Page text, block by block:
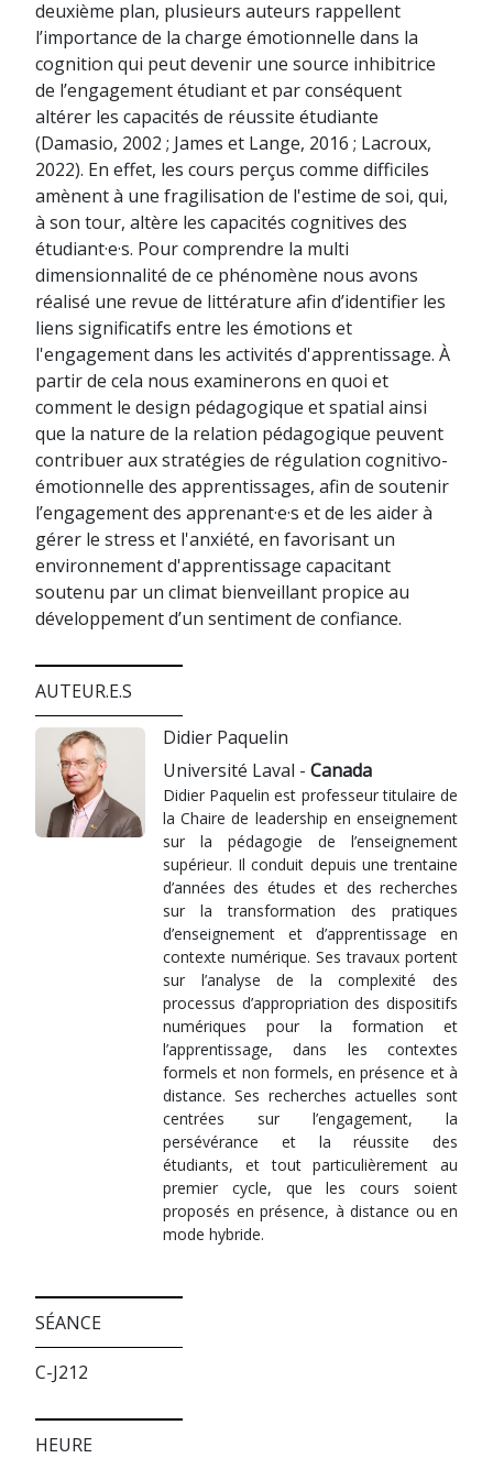
deuxième plan, plusieurs auteurs rappellent
l’importance de la charge émotionnelle dans la
cognition qui peut devenir une source inhibitrice
de l’engagement étudiant et par conséquent
altérer les capacités de réussite étudiante
(Damasio, 2002 ; James et Lange, 2016 ; Lacroux,
2022). En effet, les cours perçus comme difficiles
amènent à une fragilisation de l'estime de soi, qui,
à son tour, altère les capacités cognitives des
étudiant·e·s. Pour comprendre la multi
dimensionnalité de ce phénomène nous avons
réalisé une revue de littérature afin d’identifier les
liens significatifs entre les émotions et
l'engagement dans les activités d'apprentissage. À
partir de cela nous examinerons en quoi et
comment le design pédagogique et spatial ainsi
que la nature de la relation pédagogique peuvent
contribuer aux stratégies de régulation cognitivo-
émotionnelle des apprentissages, afin de soutenir
l’engagement des apprenant·e·s et de les aider à
gérer le stress et l'anxiété, en favorisant un
environnement d'apprentissage capacitant
soutenu par un climat bienveillant propice au
développement d’un sentiment de confiance.
AUTEUR.E.S
Didier Paquelin
Université Laval - Canada
Didier Paquelin est professeur titulaire de
la Chaire de leadership en enseignement
sur la pédagogie de l’enseignement
supérieur. Il conduit depuis une trentaine
d’années des études et des recherches
sur la transformation des pratiques
d’enseignement et d’apprentissage en
contexte numérique. Ses travaux portent
sur l’analyse de la complexité des
processus d’appropriation des dispositifs
numériques pour la formation et
l’apprentissage, dans les contextes
formels et non formels, en présence et à
distance. Ses recherches actuelles sont
centrées sur l’engagement, la
persévérance et la réussite des
étudiants, et tout particulièrement au
premier cycle, que les cours soient
proposés en présence, à distance ou en
mode hybride.
SÉANCE
C-J212
HEURE